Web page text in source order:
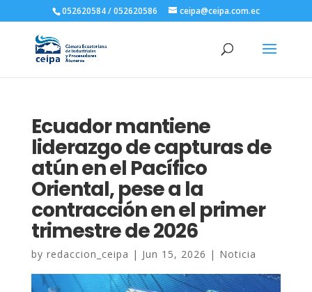
052620584 / 052620586 ceipa@ceipa.com.ec
Ecuador mantiene
liderazgo de capturas de
atún en el Pacífico
Oriental, pese a la
contracción en el primer
trimestre de 2026
by redaccion_ceipa | Jun 15, 2026 | Noticia